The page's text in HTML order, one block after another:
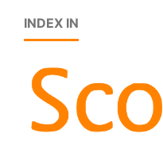
INDEX IN